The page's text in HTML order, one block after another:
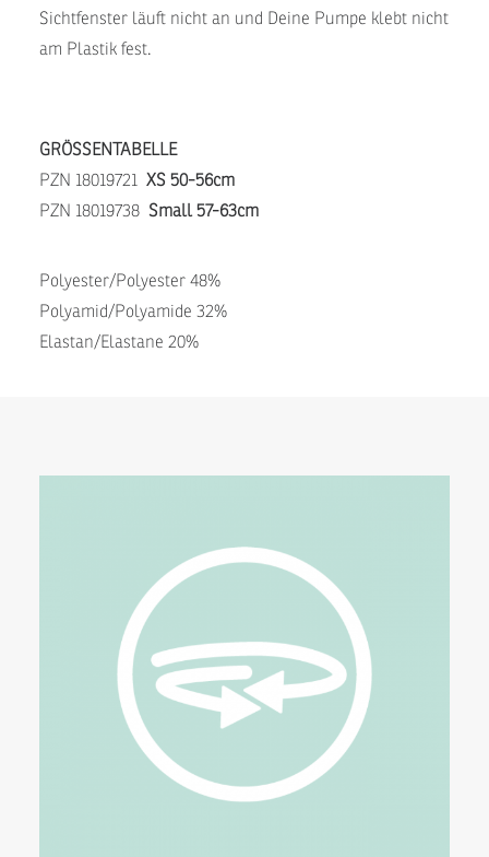
Sichtfenster läuft nicht an und Deine Pumpe klebt nicht
am Plastik fest.
GRÖSSENTABELLE
PZN 18019721 XS 50-56cm
PZN 18019738 Small 57-63cm
Polyester/Polyester 48%
Polyamid/Polyamide 32%
Elastan/Elastane 20%